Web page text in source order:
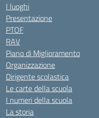
I luoghi
Presentazione
PTOF
RAV
Piano di Miglioramento
Organizzazione
Dirigente scolastica
Le carte della scuola
I numeri della scuola
La storia